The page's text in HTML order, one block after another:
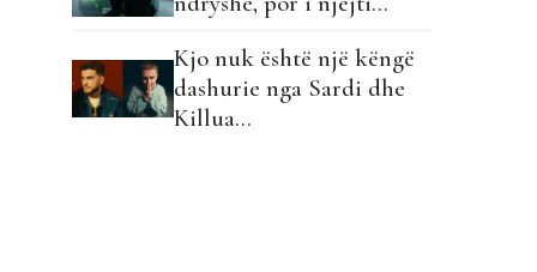
Kjo nuk është një këngë
dashurie nga Sardi dhe
Killua…